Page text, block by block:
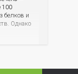
100
белков и
Однако